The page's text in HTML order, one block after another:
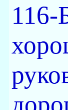
116-